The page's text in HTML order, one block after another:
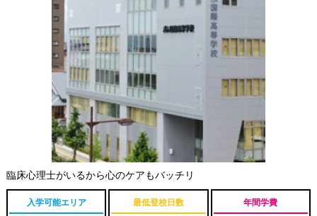
臨床心理士がいるから心のケアもバッチリ
入学可能エリア 最低登校日数 年間学費